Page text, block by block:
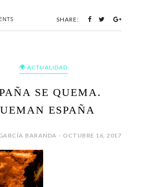
SHARE:
🌍 ACTUALIDAD
SE QUEMA.
ESPAÑA
BARANDA - OCTUBRE 16, 2017